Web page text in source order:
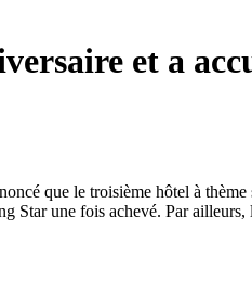
et a
que le troisième hôtel à
Star une fois achevé. Par